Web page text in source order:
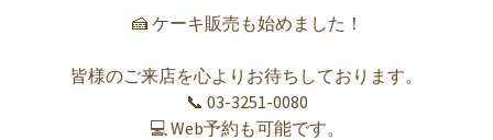
🍰 ケーキ販売も始めました！
皆様のご来店を心よりお待ちしております。
📞 03-3251-0080
💻 Web予約も可能です。